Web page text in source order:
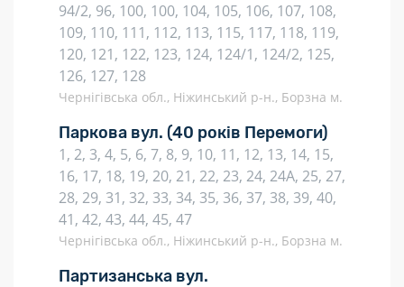
94/2, 96, 100, 100, 104, 105, 106, 107, 108,
109, 110, 111, 112, 113, 115, 117, 118, 119,
120, 121, 122, 123, 124, 124/1, 124/2, 125,
126, 127, 128
Чернігівська обл., Ніжинський р-н., Борзна м.
Паркова вул. (40 років Перемоги)
1, 2, 3, 4, 5, 6, 7, 8, 9, 10, 11, 12, 13, 14, 15,
16, 17, 18, 19, 20, 21, 22, 23, 24, 24А, 25, 27,
28, 29, 31, 32, 33, 34, 35, 36, 37, 38, 39, 40,
41, 42, 43, 44, 45, 47
Чернігівська обл., Ніжинський р-н., Борзна м.
Партизанська вул.